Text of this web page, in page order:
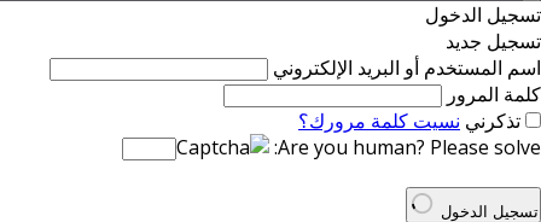
تسجيل الدخول
تسجيل جديد
اسم المستخدم أو البريد الإلكتروني
كلمة المرور
تذكرني نسيت كلمة مرورك؟
Are you human? Please solve:
تسجيل الدخول